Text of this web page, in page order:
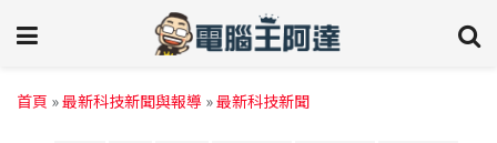
首頁 »最新科技新聞與報導 »最新科技新聞